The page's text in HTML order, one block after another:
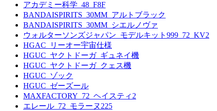
アカデミー科学_48_F8F
BANDAISPIRITS_30MM_アルトブラック
BANDAISPIRITS_30MM_シエルノヴァ
ウォルターソンズジャパン_モデルキット999_72_KV2
HGAC_リーオー宇宙仕様
HGUC_ヤクトドーガ_ギュネイ機
HGUC_ヤクトドーガ_クェス機
HGUC_ゾック
HGUC_ゼーズール
MAXFACTORY_72_ヘイスティ2
エレール_72_モラーヌ225